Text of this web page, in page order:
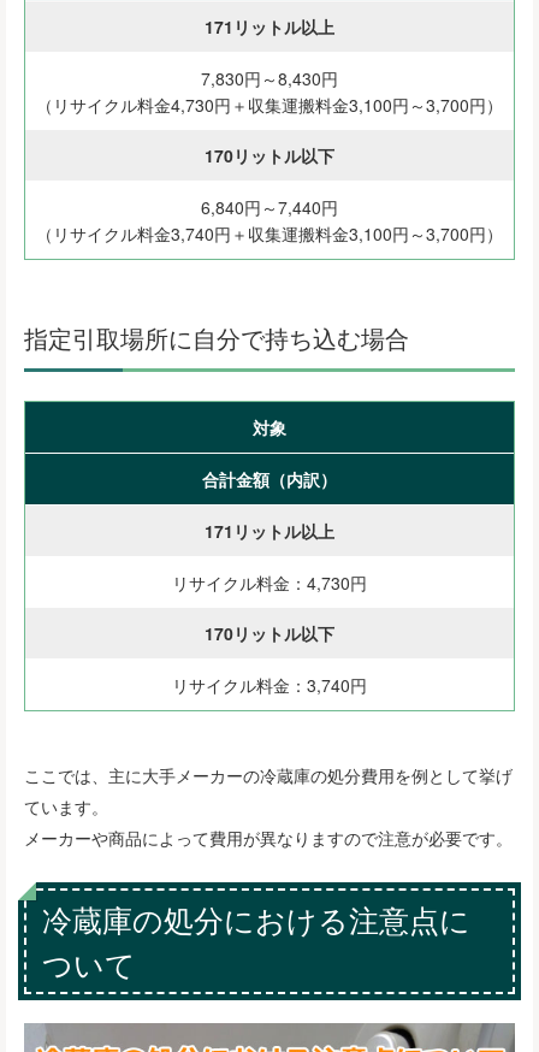
171リットル以上
7,830円～8,430円
（リサイクル料金4,730円＋収集運搬料金3,100円～3,700円）
170リットル以下
6,840円～7,440円
（リサイクル料金3,740円＋収集運搬料金3,100円～3,700円）
指定引取場所に自分で持ち込む場合
対象
合計金額（内訳）
171リットル以上
リサイクル料金：4,730円
170リットル以下
リサイクル料金：3,740円
ここでは、主に大手メーカーの冷蔵庫の処分費用を例として挙げ
ています。
メーカーや商品によって費用が異なりますので注意が必要です。
冷蔵庫の処分における注意点に
ついて